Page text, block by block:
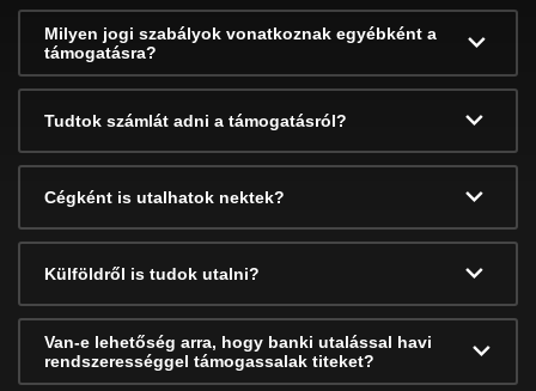
Milyen jogi szabályok vonatkoznak egyébként a
támogatásra?
Tudtok számlát adni a támogatásról?
Cégként is utalhatok nektek?
Külföldről is tudok utalni?
Van-e lehetőség arra, hogy banki utalással havi
rendszerességgel támogassalak titeket?